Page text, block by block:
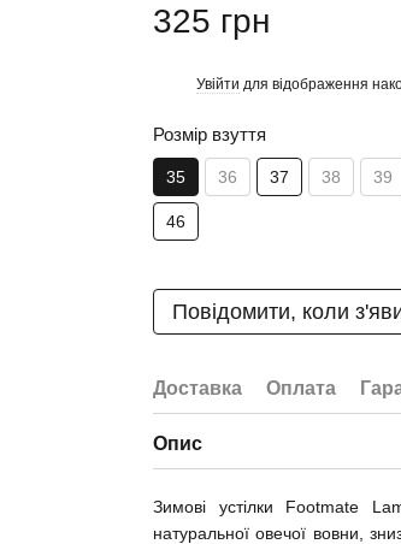
325 грн
Увійти для відображення
Розмір взуття
35 36 37 38 39
46
Повідомити, коли
Доставка Оплата
Опис
Зимові устілки Footmate
натуральної овечої вовни,